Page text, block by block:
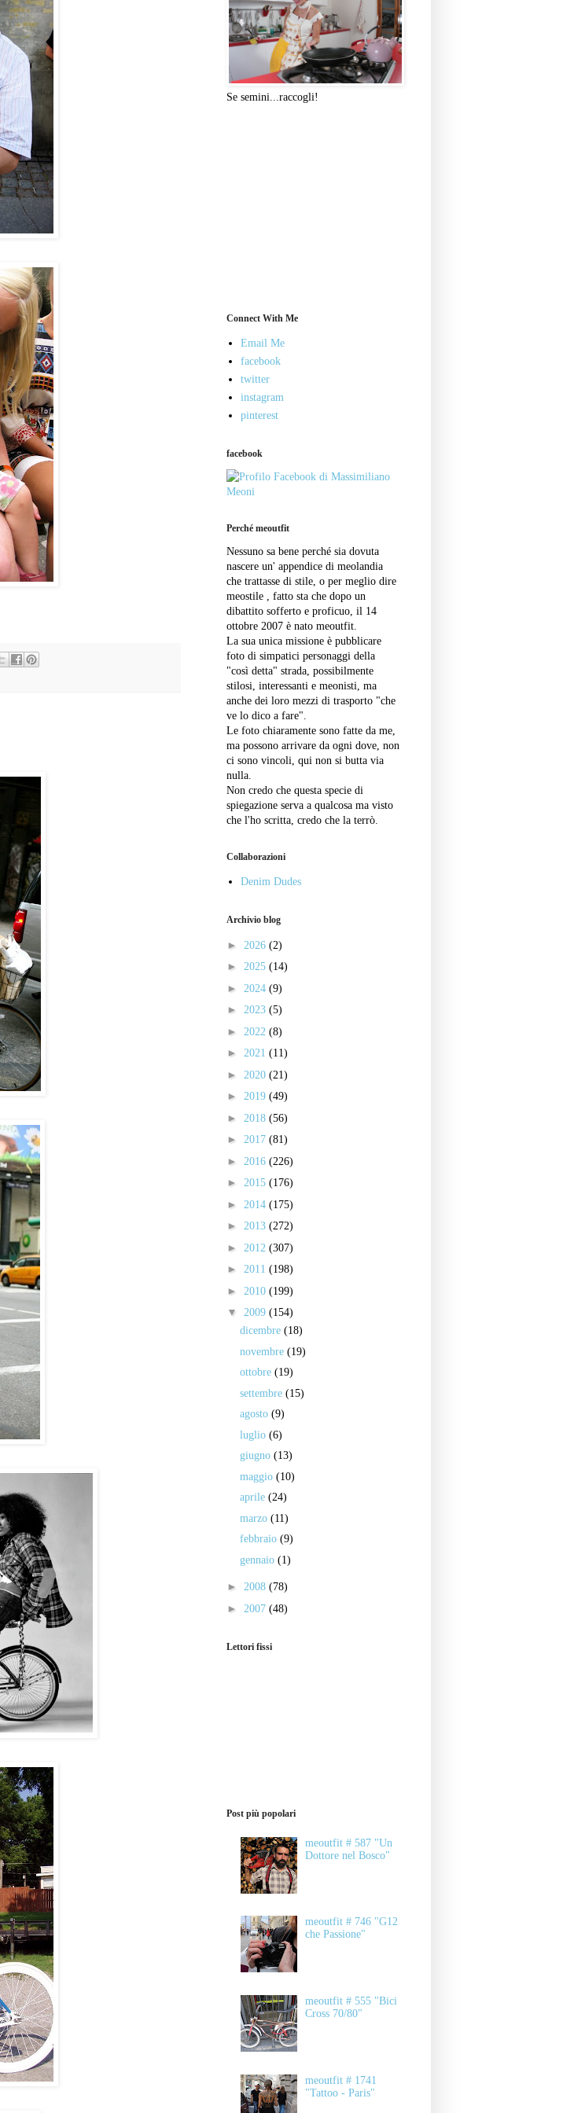
Se semini...raccogli!
Connect With Me
Email Me
facebook
twitter
instagram
pinterest
facebook
Perché meoutfit
Nessuno sa bene perché sia dovuta
nascere un' appendice di meolandia
che trattasse di stile, o per meglio dire
meostile , fatto sta che dopo un
dibattito sofferto e proficuo, il 14
ottobre 2007 è nato meoutfit.
La sua unica missione è pubblicare
foto di simpatici personaggi della
"così detta" strada, possibilmente
stilosi, interessanti e meonisti, ma
anche dei loro mezzi di trasporto "che
ve lo dico a fare".
Le foto chiaramente sono fatte da me,
ma possono arrivare da ogni dove, non
ci sono vincoli, qui non si butta via
nulla.
Non credo che questa specie di
spiegazione serva a qualcosa ma visto
che l'ho scritta, credo che la terrò.
Collaborazioni
Denim Dudes
Archivio blog
► 2026 (2)
► 2025 (14)
► 2024 (9)
► 2023 (5)
► 2022 (8)
► 2021 (11)
► 2020 (21)
► 2019 (49)
► 2018 (56)
► 2017 (81)
► 2016 (226)
► 2015 (176)
► 2014 (175)
► 2013 (272)
► 2012 (307)
► 2011 (198)
► 2010 (199)
▼ 2009 (154)
dicembre (18)
novembre (19)
ottobre (19)
settembre (15)
agosto (9)
luglio (6)
giugno (13)
maggio (10)
aprile (24)
marzo (11)
febbraio (9)
gennaio (1)
► 2008 (78)
► 2007 (48)
Lettori fissi
Post più popolari
meoutfit # 587 "Un
Dottore nel Bosco"
meoutfit # 746 "G12
che Passione"
meoutfit # 555 "Bici
Cross 70/80"
meoutfit # 1741
"Tattoo - Paris"